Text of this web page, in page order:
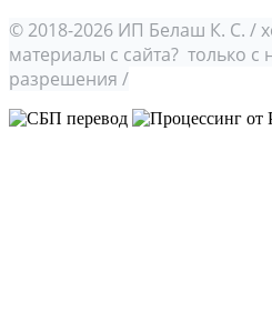
© 2018-2026 ИП Белаш К. С. /
материалы с сайта? только
разрешения /